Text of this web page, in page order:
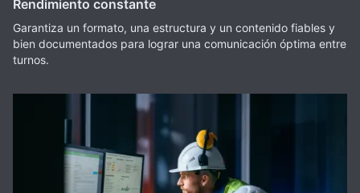
Rendimiento constante
Garantiza un formato, una estructura y un contenido fiables y
bien documentados para lograr una comunicación óptima entre
turnos.